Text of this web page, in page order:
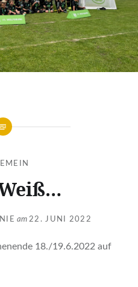
am22. JUNI 2022
18./19.6.2022 auf